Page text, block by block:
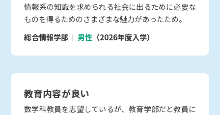
情報系の知識を求められる社会に出るために必要な
ものを得るためのさまざまな魅力があったため。
総合情報学部
男性 （2026年度入学）
教育内容が良い
数学科教員を志望しているが、教育学部だと教員に